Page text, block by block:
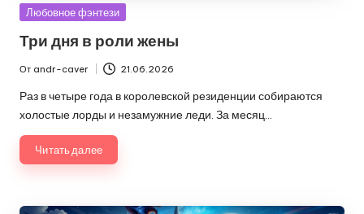
Опубликовано
Любовное фэнтези
Три дня в роли жены
Запись
от
От andr-caver 21.06.2026
Раз в четыре года в королевской резиденции собираются
холостые лорды и незамужние леди. За месяц…
Читать далее